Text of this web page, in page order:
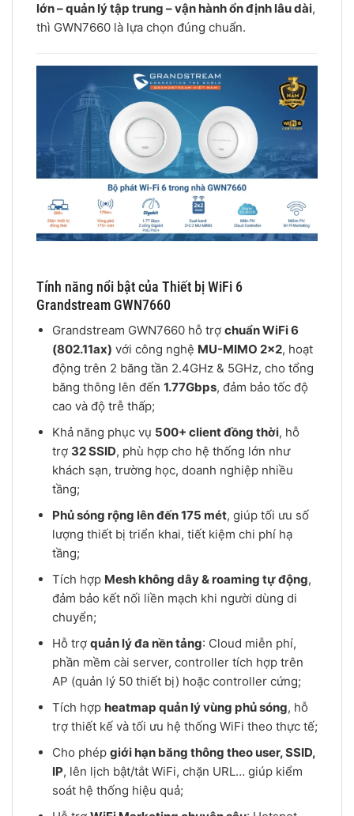
lớn – quản lý tập trung – vận hành ổn định lâu dài,
thì GWN7660 là lựa chọn đúng chuẩn.
Tính năng nổi bật của Thiết bị WiFi 6
Grandstream GWN7660
Grandstream GWN7660 hỗ trợ chuẩn WiFi 6
(802.11ax) với công nghệ MU-MIMO 2×2, hoạt
động trên 2 băng tần 2.4GHz & 5GHz, cho tổng
băng thông lên đến 1.77Gbps, đảm bảo tốc độ
cao và độ trễ thấp;
Khả năng phục vụ 500+ client đồng thời, hỗ
trợ 32 SSID, phù hợp cho hệ thống lớn như
khách sạn, trường học, doanh nghiệp nhiều
tầng;
Phủ sóng rộng lên đến 175 mét, giúp tối ưu số
lượng thiết bị triển khai, tiết kiệm chi phí hạ
tầng;
Tích hợp Mesh không dây & roaming tự động,
đảm bảo kết nối liền mạch khi người dùng di
chuyển;
Hỗ trợ quản lý đa nền tảng: Cloud miễn phí,
phần mềm cài server, controller tích hợp trên
AP (quản lý 50 thiết bị) hoặc controller cứng;
Tích hợp heatmap quản lý vùng phủ sóng, hỗ
trợ thiết kế và tối ưu hệ thống WiFi theo thực tế;
Cho phép giới hạn băng thông theo user, SSID,
IP, lên lịch bật/tắt WiFi, chặn URL… giúp kiểm
soát hệ thống hiệu quả;